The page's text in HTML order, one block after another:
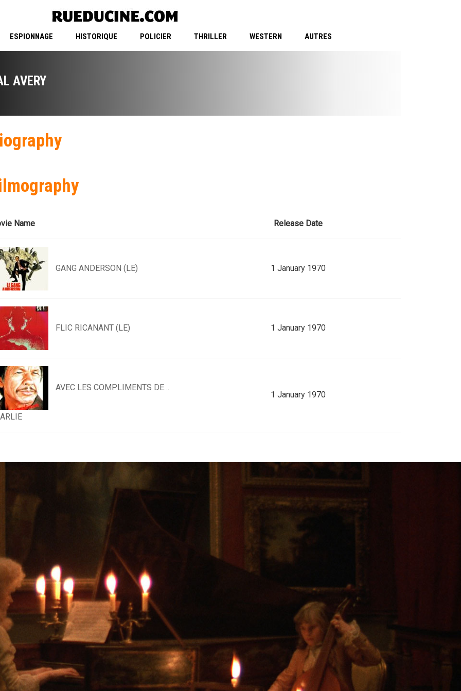
ESPIONNAGE HISTORIQUE POLICIER THRILLER WESTERN AUTRES
AVERY
Name Release Date
GANG ANDERSON (LE) 1 January 1970
FLIC RICANANT (LE) 1 January 1970
AVEC LES COMPLIMENTS DE…
1 January 1970